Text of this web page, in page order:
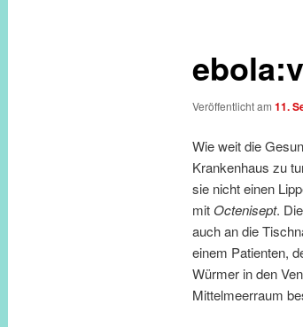
Veröffentlicht am 11.
Wie weit die
Krankenhaus zu
sie nicht einen
mit Octenisept.
auch an die
einem Patienten,
Würmer in den
Mittelmeerraum